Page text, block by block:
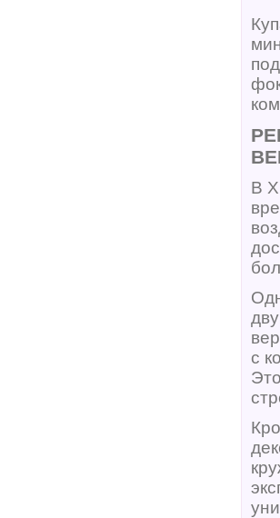
В
с